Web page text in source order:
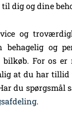
dig og dine
og
og
For os er
at du har
du spørgsmål
.